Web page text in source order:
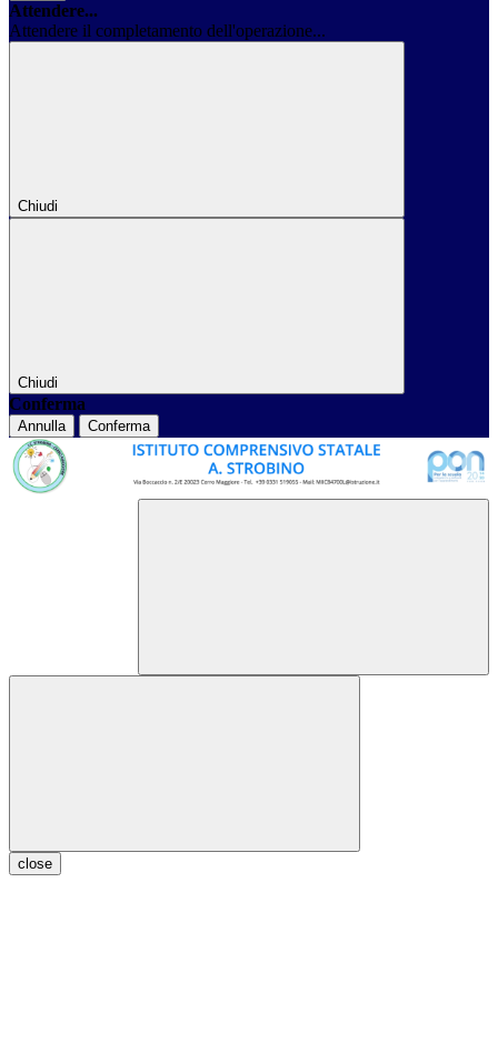
Attendere...
Attendere il completamento dell'operazione...
Chiudi
Chiudi
Conferma
Annulla Conferma
close